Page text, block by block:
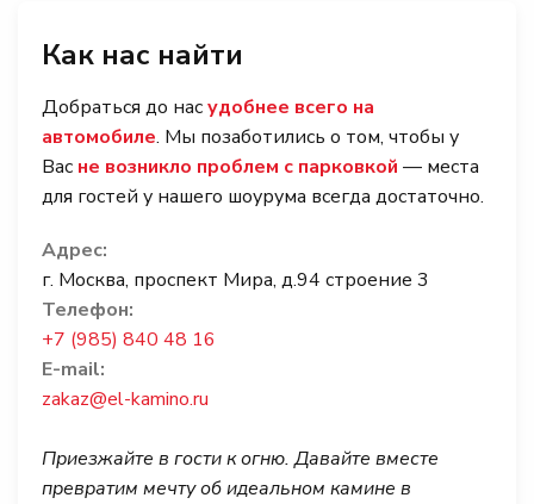
Как нас найти
Добраться до насудобнее всего на
автомобиле. Мы позаботились о том, чтобы у
Вас не возникло проблем с парковкой — места
для гостей у нашего шоурума всегда достаточно.
Адрес:
г. Москва, проспект Мира, д.94 строение 3
Телефон:
+7 (985) 840 48 16
E-mail:
zakaz@el-kamino.ru
Приезжайте в гости к огню. Давайте вместе
превратим мечту об идеальном камине в